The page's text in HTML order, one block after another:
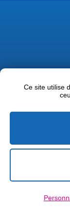
Ce site utilise